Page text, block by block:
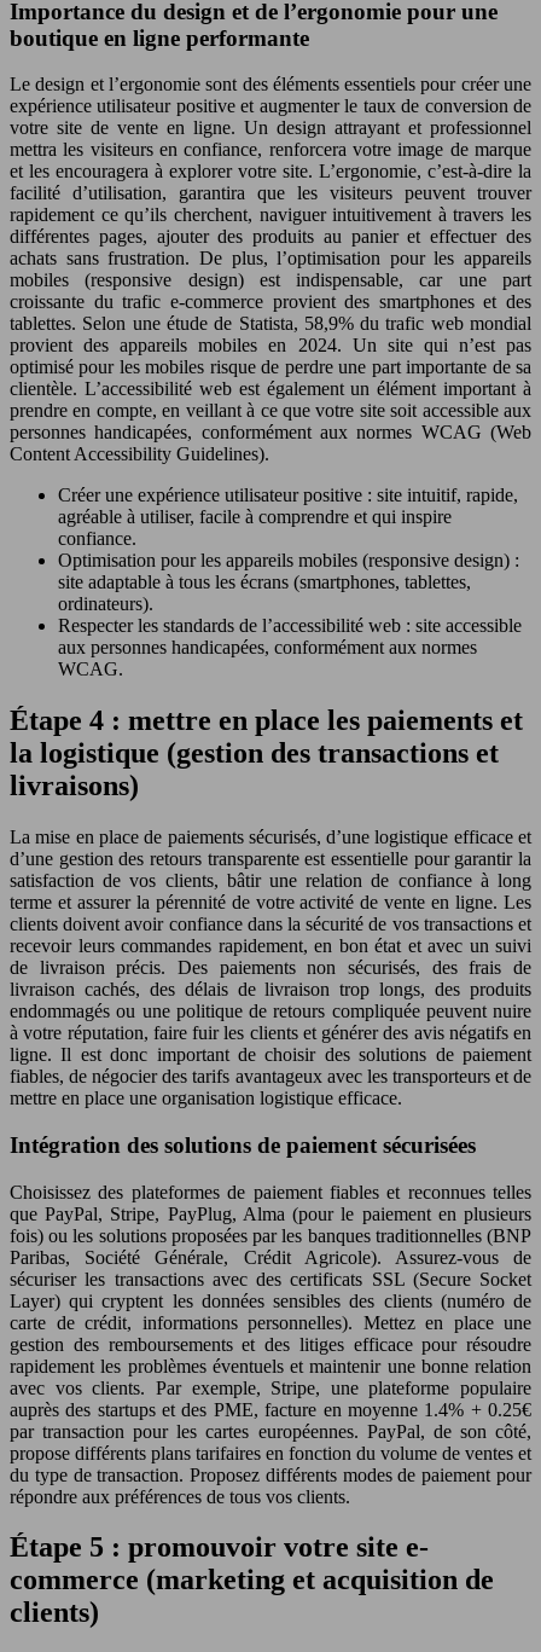
Importance du design et de l’ergonomie pour une
boutique en ligne performante
Le design et l’ergonomie sont des éléments essentiels pour créer une
expérience utilisateur positive et augmenter le taux de conversion de
votre site de vente en ligne. Un design attrayant et professionnel
mettra les visiteurs en confiance, renforcera votre image de marque
et les encouragera à explorer votre site. L’ergonomie, c’est-à-dire la
facilité d’utilisation, garantira que les visiteurs peuvent trouver
rapidement ce qu’ils cherchent, naviguer intuitivement à travers les
différentes pages, ajouter des produits au panier et effectuer des
achats sans frustration. De plus, l’optimisation pour les appareils
mobiles (responsive design) est indispensable, car une part
croissante du trafic e-commerce provient des smartphones et des
tablettes. Selon une étude de Statista, 58,9% du trafic web mondial
provient des appareils mobiles en 2024. Un site qui n’est pas
optimisé pour les mobiles risque de perdre une part importante de sa
clientèle. L’accessibilité web est également un élément important à
prendre en compte, en veillant à ce que votre site soit accessible aux
personnes handicapées, conformément aux normes WCAG (Web
Content Accessibility Guidelines).
Créer une expérience utilisateur positive : site intuitif, rapide,
agréable à utiliser, facile à comprendre et qui inspire
confiance.
Optimisation pour les appareils mobiles (responsive design) :
site adaptable à tous les écrans (smartphones, tablettes,
ordinateurs).
Respecter les standards de l’accessibilité web : site accessible
aux personnes handicapées, conformément aux normes
WCAG.
Étape 4 : mettre en place les paiements et
la logistique (gestion des transactions et
livraisons)
La mise en place de paiements sécurisés, d’une logistique efficace et
d’une gestion des retours transparente est essentielle pour garantir la
satisfaction de vos clients, bâtir une relation de confiance à long
terme et assurer la pérennité de votre activité de vente en ligne. Les
clients doivent avoir confiance dans la sécurité de vos transactions et
recevoir leurs commandes rapidement, en bon état et avec un suivi
de livraison précis. Des paiements non sécurisés, des frais de
livraison cachés, des délais de livraison trop longs, des produits
endommagés ou une politique de retours compliquée peuvent nuire
à votre réputation, faire fuir les clients et générer des avis négatifs en
ligne. Il est donc important de choisir des solutions de paiement
fiables, de négocier des tarifs avantageux avec les transporteurs et de
mettre en place une organisation logistique efficace.
Intégration des solutions de paiement sécurisées
Choisissez des plateformes de paiement fiables et reconnues telles
que PayPal, Stripe, PayPlug, Alma (pour le paiement en plusieurs
fois) ou les solutions proposées par les banques traditionnelles (BNP
Paribas, Société Générale, Crédit Agricole). Assurez-vous de
sécuriser les transactions avec des certificats SSL (Secure Socket
Layer) qui cryptent les données sensibles des clients (numéro de
carte de crédit, informations personnelles). Mettez en place une
gestion des remboursements et des litiges efficace pour résoudre
rapidement les problèmes éventuels et maintenir une bonne relation
avec vos clients. Par exemple, Stripe, une plateforme populaire
auprès des startups et des PME, facture en moyenne 1.4% + 0.25€
par transaction pour les cartes européennes. PayPal, de son côté,
propose différents plans tarifaires en fonction du volume de ventes et
du type de transaction. Proposez différents modes de paiement pour
répondre aux préférences de tous vos clients.
Étape 5 : promouvoir votre site e-
commerce (marketing et acquisition de
clients)